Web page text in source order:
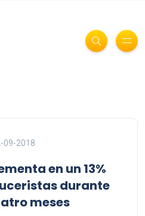
09-2018
en un 13%
durante
meses